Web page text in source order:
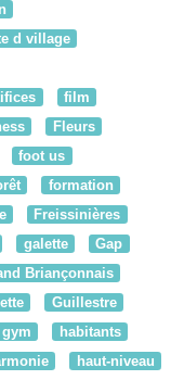
d village
film
Fleurs
foot us
formation
Freissinières
galette
Gap
Briançonnais
Guillestre
gym
habitants
haut-niveau